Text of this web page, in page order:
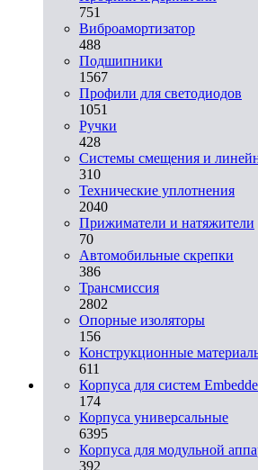
751
Виброамортизатор
488
Подшипники
1567
Профили для светодиодов
1051
Ручки
428
Системы смещения и
310
Технические уплотнения
2040
Прижиматели и натяжители
70
Автомобильные скрепки
386
Трансмиссия
2802
Опорные изоляторы
156
Конструкционные
611
Корпуса для систем
174
Корпуса универсальные
6395
Корпуса для модульной
392